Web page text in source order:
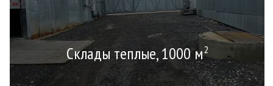
Склады теплые, 1000 м2